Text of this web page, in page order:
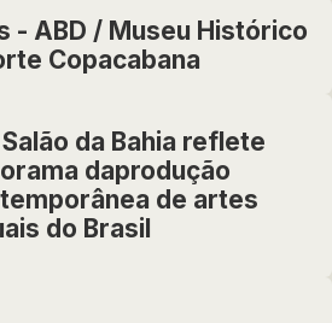
- ABD / Museu Histórico
Copacabana
Salão da Bahia reflete
daprodução
de artes
do Brasil